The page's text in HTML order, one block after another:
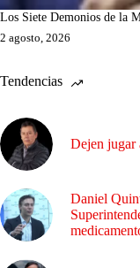
Los Siete Demonios de la
2 agosto, 2026
Tendencias
Dejen jugar
Daniel